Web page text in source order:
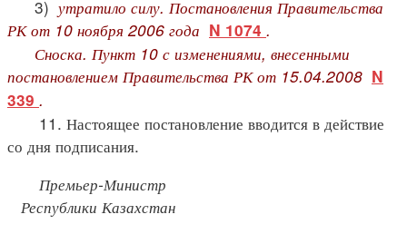
3) утратило силу. Постановления Правительства
РК от 10 ноября 2006 года N 1074 .
Сноска. Пункт 10 с изменениями, внесенными
постановлением Правительства РК от 15.04.2008 N
339 .
11. Настоящее постановление вводится в действие
со дня подписания.
Премьер-Министр
Республики Казахстан